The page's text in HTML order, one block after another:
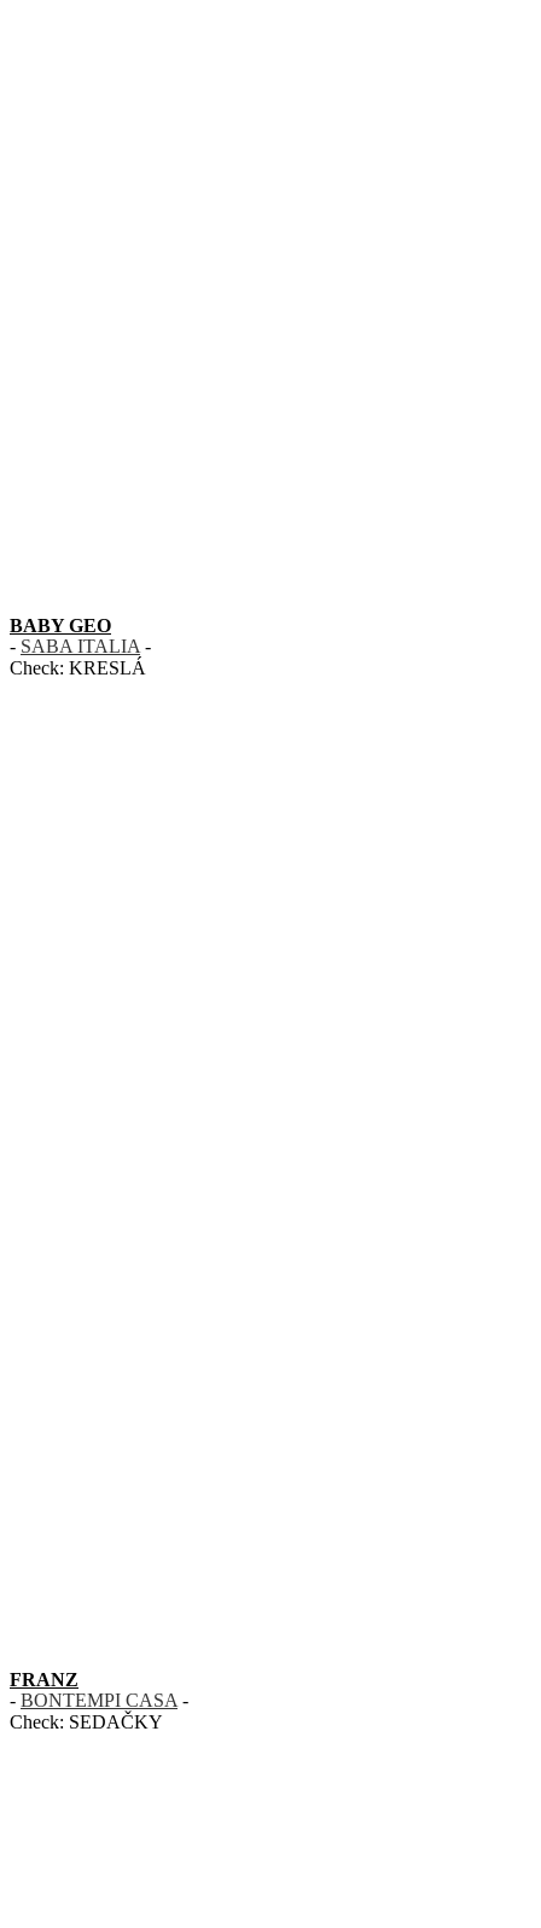
BABY GEO
- SABA ITALIA -
Check: KRESLÁ
FRANZ
- BONTEMPI CASA -
Check: SEDAČKY